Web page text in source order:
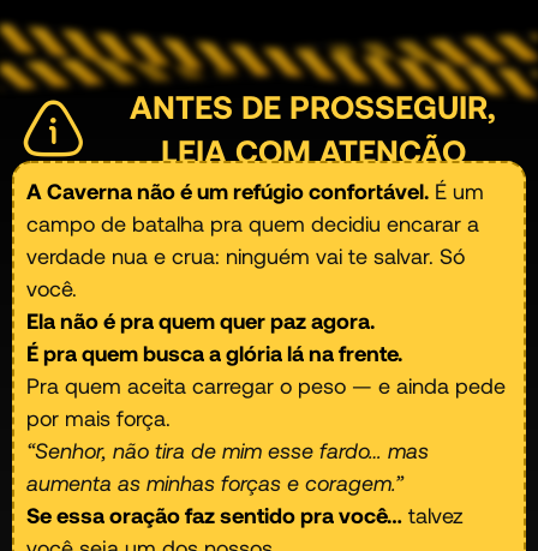
ANTES DE PROSSEGUIR,
LEIA COM ATENÇÃO
A Caverna não é um refúgio confortável. É um
campo de batalha pra quem decidiu encarar a
verdade nua e crua: ninguém vai te salvar. Só
você.
Ela não é pra quem quer paz agora.
É pra quem busca a glória lá na frente.
Pra quem aceita carregar o peso — e ainda pede
por mais força.
“Senhor, não tira de mim esse fardo… mas
aumenta as minhas forças e coragem.”
Se essa oração faz sentido pra você… talvez